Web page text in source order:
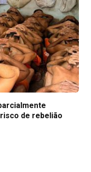
de rebelião